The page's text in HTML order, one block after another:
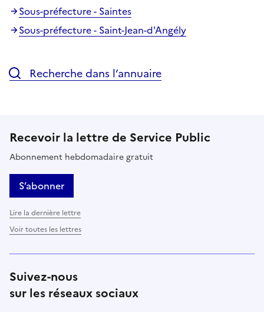
Sous-préfecture - Saintes
Sous-préfecture - Saint-Jean-d'Angély
Recherche dans l’annuaire
Recevoir la lettre de Service Public
Abonnement hebdomadaire gratuit
S’abonner
Lire la dernière lettre
Voir toutes les lettres
Suivez-nous
sur les réseaux sociaux